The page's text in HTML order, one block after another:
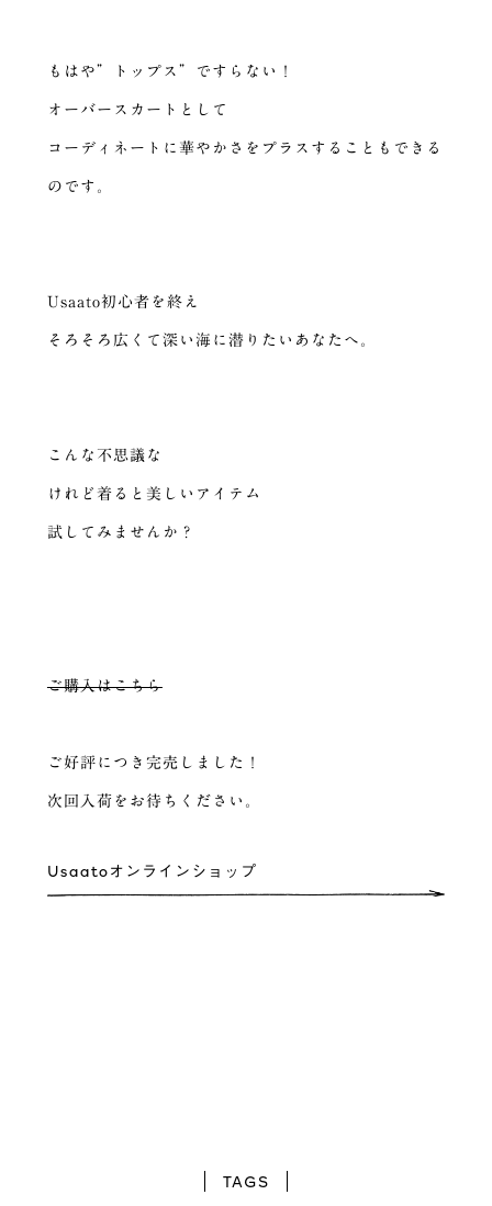
もはや”トップス”ですらない！
オーバースカートとして
コーディネートに華やかさをプラスすることもできる
のです。
Usaato初心者を終え
そろそろ広くて深い海に潜りたいあなたへ。
こんな不思議な
けれど着ると美しいアイテム
試してみませんか？
ご購入はこちら
ご好評につき完売しました！
次回入荷をお待ちください。
Usaatoオンラインショップ
TAGS